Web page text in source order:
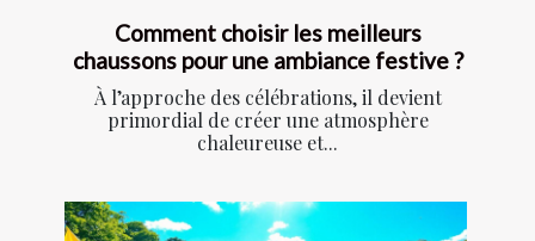
Comment choisir les meilleurs
chaussons pour une ambiance festive ?
À l’approche des célébrations, il devient
primordial de créer une atmosphère
chaleureuse et...